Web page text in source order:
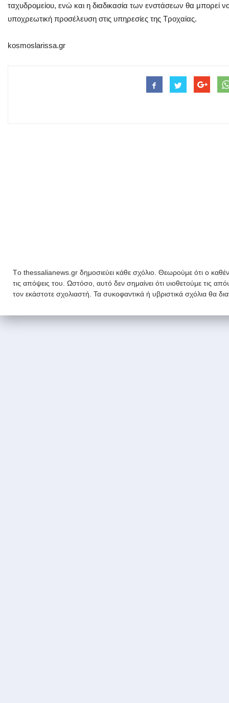
ταχυδρομείου, ενώ και η διαδικασία των ενστάσεων θα μπορεί
υποχρεωτική προσέλευση στις υπηρεσίες της Τροχαίας.
kosmoslarissa.gr
Tο thessalianews.gr δημοσιεύει κάθε σχόλιο. Θεωρούμε ότι ο
τις απόψεις του. Ωστόσο, αυτό δεν σημαίνει ότι υιοθετούμε τις
τον εκάστοτε σχολιαστή. Τα συκοφαντικά ή υβριστικά σχόλια θα